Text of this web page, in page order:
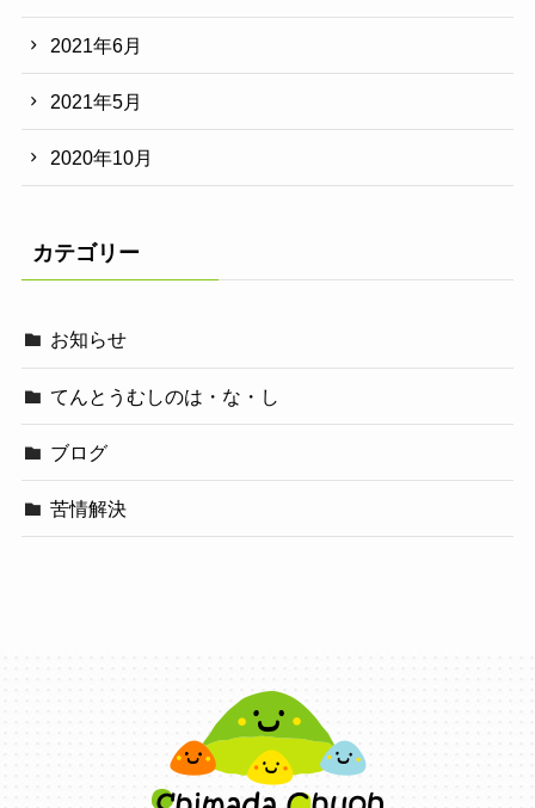
2021年6月
2021年5月
2020年10月
カテゴリー
お知らせ
てんとうむしのは・な・し
ブログ
苦情解決